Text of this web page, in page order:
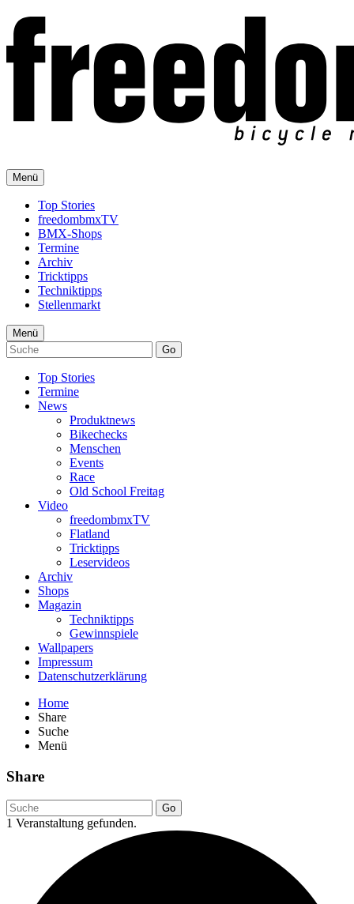
Menü
Top Stories
freedombmxTV
BMX-Shops
Termine
Archiv
Tricktipps
Techniktipps
Stellenmarkt
Menü
Go
Top Stories
Termine
News
Produktnews
Bikechecks
Menschen
Events
Race
Old School Freitag
Video
freedombmxTV
Flatland
Tricktipps
Leservideos
Archiv
Shops
Magazin
Techniktipps
Gewinnspiele
Wallpapers
Impressum
Datenschutzerklärung
Home
Share
Suche
Menü
Share
Go
1 Veranstaltung gefunden.